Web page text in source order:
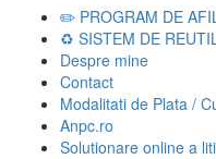
✏️ PROGRAM DE
♻️ SISTEM DE
Despre mine
Contact
Modalitati de Plata /
Anpc.ro
Solutionare online a